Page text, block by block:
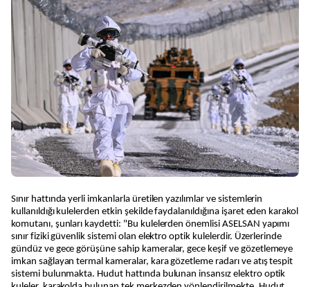
Sınır hattında yerli imkanlarla üretilen yazılımlar ve sistemlerin
kullanıldığı kulelerden etkin şekilde faydalanıldığına işaret eden karakol
komutanı, şunları kaydetti: "Bu kulelerden önemlisi ASELSAN yapımı
sınır fiziki güvenlik sistemi olan elektro optik kulelerdir. Üzerlerinde
gündüz ve gece görüşüne sahip kameralar, gece keşif ve gözetlemeye
imkan sağlayan termal kameralar, kara gözetleme radarı ve atış tespit
sistemi bulunmakta. Hudut hattında bulunan insansız elektro optik